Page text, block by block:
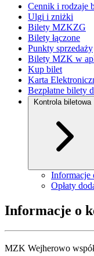
Cennik i rodzaje
Ulgi i zniżki
Bilety MZKZG
Bilety łączone
Punkty sprzedaży
Bilety MZK w
Kup bilet
Karta
Bezpłatne bilety
Kontrola biletowa
Informacje
Opłaty
Informacje o
MZK Wejherowo